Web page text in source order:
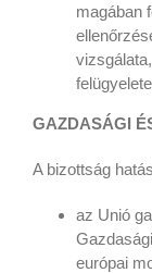
magában
felügyelete
GAZDASÁGI
A bizottság
az Unió
európai